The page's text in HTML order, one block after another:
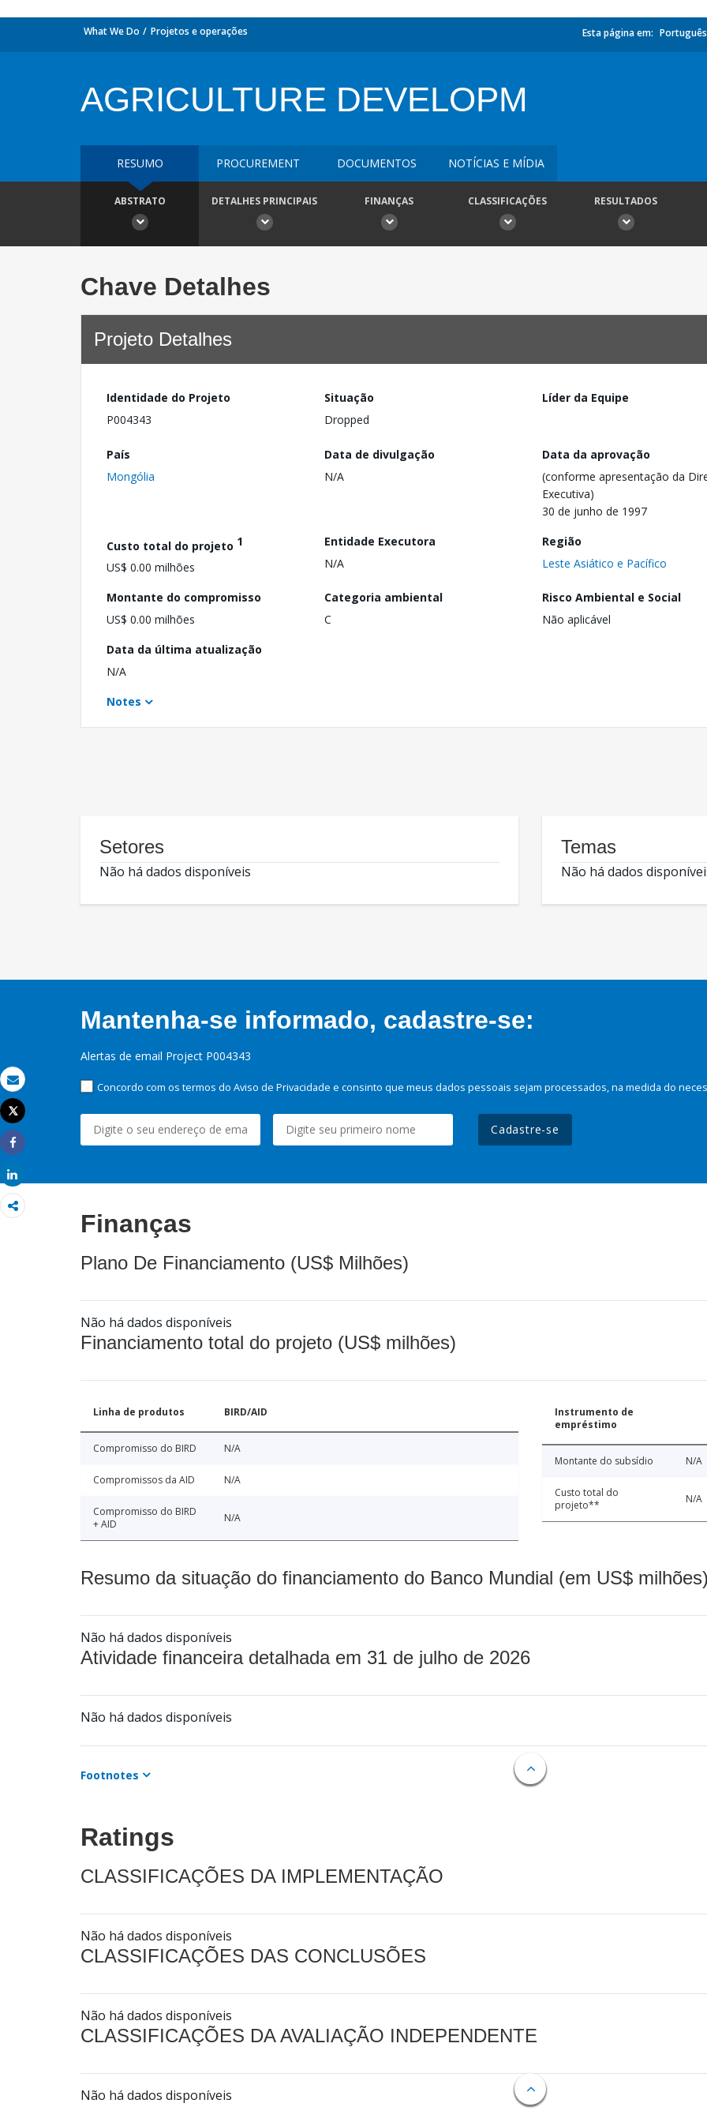
Email
Imprimir
Tweet
Share
What We Do Projetos e operações Esta página em: Português
AGRICULTURE DEVELOPM
RESUMO PROCUREMENT DOCUMENTOS NOTÍCIAS E MÍDIA
ABSTRATO DETALHES PRINCIPAIS FINANÇAS CLASSIFICAÇÕES RESULTADOS
Chave Detalhes
Projeto Detalhes
Identidade do Projeto
P004343
Situação
Dropped
Líder da Equipe
País
Mongólia
Data de divulgação
N/A
Data da aprovação
(conforme apresentação da
Executiva)
30 de junho de 1997
Custo total do projeto 1
US$ 0.00 milhões
Entidade Executora
N/A
Região
Leste Asiático e Pacífico
Montante do compromisso
US$ 0.00 milhões
Categoria ambiental
C
Risco Ambiental e Social
Não aplicável
Data da última atualização
N/A
Notes
Setores
Não há dados disponíveis
Temas
Não há dados
Mantenha-se informado, cadastre-se:
Alertas de email Project P004343
Concordo com os termos do Aviso de Privacidade e consinto que meus dados pessoais sejam processados, na medida do
Cadastre-se
Finanças
Plano De Financiamento (US$ Milhões)
Não há dados disponíveis
Financiamento total do projeto (US$ milhões)
Linha de produtos BIRD/AID
Compromisso do BIRD N/A
Compromissos da AID N/A
Compromisso do BIRD
+ AID
N/A
Instrumento de
empréstimo
Montante do subsídio N/A
Custo total do
projeto**
N/A
Resumo da situação do financiamento do Banco Mundial (em US$
Não há dados disponíveis
Atividade financeira detalhada em 31 de julho de 2026
Não há dados disponíveis
Footnotes
Ratings
CLASSIFICAÇÕES DA IMPLEMENTAÇÃO
Não há dados disponíveis
CLASSIFICAÇÕES DAS CONCLUSÕES
Não há dados disponíveis
CLASSIFICAÇÕES DA AVALIAÇÃO INDEPENDENTE
Não há dados disponíveis